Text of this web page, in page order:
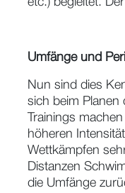
Umfänge und
Nun sind dies
sich beim Planen
Trainings
höheren
Wettkämpfen
Distanzen
die Umfänge